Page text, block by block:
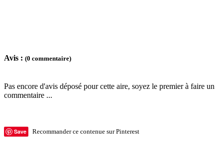
Avis : (0 commentaire)
Pas encore d'avis déposé pour cette aire, soyez le premier à faire un
commentaire ...
Save Recommander ce contenue sur Pinterest